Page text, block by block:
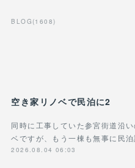
BLOG (1608)
空き家リノベで民泊に2
同時に工事していた参宮街道沿
ベですが、もう一棟も無事に民
2026.08.04 06:03